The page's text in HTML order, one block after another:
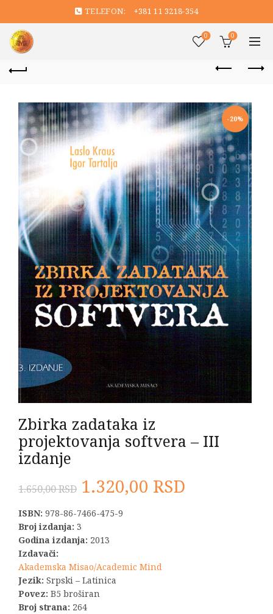
TELEFON: +381 11 3218-354
0 0
-20%
Zbirka zadataka iz
projektovanja softvera – III
izdanje
1.650,00RSD Originalna
cena
je
bila:
1.650,00 RSD.
1.320,00 RSD
ISBN: 978-86-7466-475-9
Broj izdanja: 3
Godina izdanja: 2013
Izdavači:
Akademska Misao/Academic Mind
Jezik: Srpski – Latinica
Povez: B5 broširan
Broj strana: 264